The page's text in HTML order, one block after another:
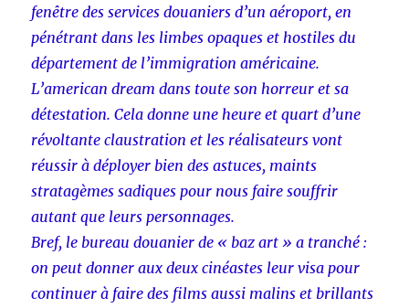
fenêtre des services douaniers d’un aéroport, en
pénétrant dans les limbes opaques et hostiles du
département de l’immigration américaine.
L’american dream dans toute son horreur et sa
détestation. Cela donne une heure et quart d’une
révoltante claustration et les réalisateurs vont
réussir à déployer bien des astuces, maints
stratagèmes sadiques pour nous faire souffrir
autant que leurs personnages.
Bref, le bureau douanier de « baz art » a tranché :
on peut donner aux deux cinéastes leur visa pour
continuer à faire des films aussi malins et brillants